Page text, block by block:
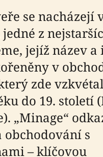
se nacházejí
z
jejíž název
v
zde
do 19. století
„Minage“
obchodování s
– klíčovou